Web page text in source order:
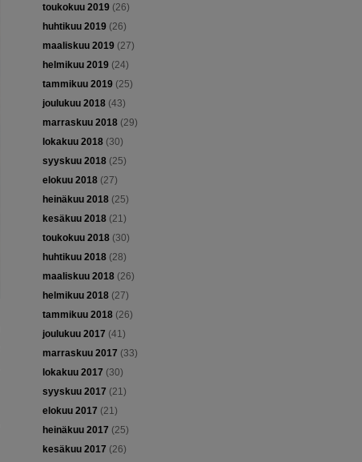
toukokuu 2019(26)
huhtikuu 2019(26)
maaliskuu 2019(27)
helmikuu 2019(24)
tammikuu 2019(25)
joulukuu 2018(43)
marraskuu 2018(29)
lokakuu 2018(30)
syyskuu 2018(25)
elokuu 2018(27)
heinäkuu 2018(25)
kesäkuu 2018(21)
toukokuu 2018(30)
huhtikuu 2018(28)
maaliskuu 2018(26)
helmikuu 2018(27)
tammikuu 2018(26)
joulukuu 2017 (41)
marraskuu 2017 (33)
lokakuu 2017 (30)
syyskuu 2017 (21)
elokuu 2017 (21)
heinäkuu 2017 (25)
kesäkuu 2017 (26)